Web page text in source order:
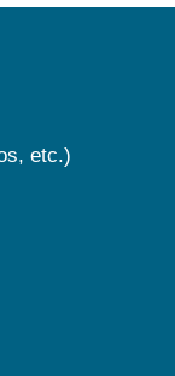
etc.)